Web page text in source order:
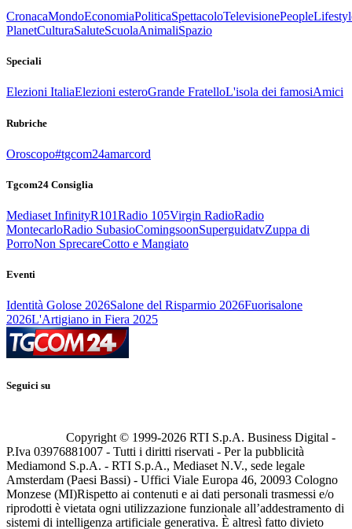
CronacaMondoEconomiaPoliticaSpettacoloTelevisionePeople
PlanetCulturaSaluteScuolaAnimaliSpazio
Speciali
Elezioni ItaliaElezioni esteroGrande FratelloL'isola dei famosiAmici
Rubriche
Oroscopo#tgcom24amarcord
Tgcom24 Consiglia
Mediaset InfinityR101Radio 105Virgin RadioRadio
MontecarloRadio SubasioComingsoonSuperguidatvZuppa di
PorroNon SprecareCotto e Mangiato
Eventi
Identità Golose 2026Salone del Risparmio 2026Fuorisalone
2026L'Artigiano in Fiera 2025
Seguici su
Copyright © 1999-2026 RTI S.p.A. Business Digital -
P.Iva 03976881007 - Tutti i diritti riservati - Per la pubblicità
Mediamond S.p.A. - RTI S.p.A., Mediaset N.V., sede legale
Amsterdam (Paesi Bassi) - Uffici Viale Europa 46, 20093 Cologno
Monzese (MI)Rispetto ai contenuti e ai dati personali trasmessi e/o
riprodotti è vietata ogni utilizzazione funzionale all’addestramento di
sistemi di intelligenza artificiale generativa. È altresì fatto divieto